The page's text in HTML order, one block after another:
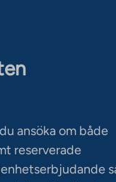
ansöka om både
reserverade